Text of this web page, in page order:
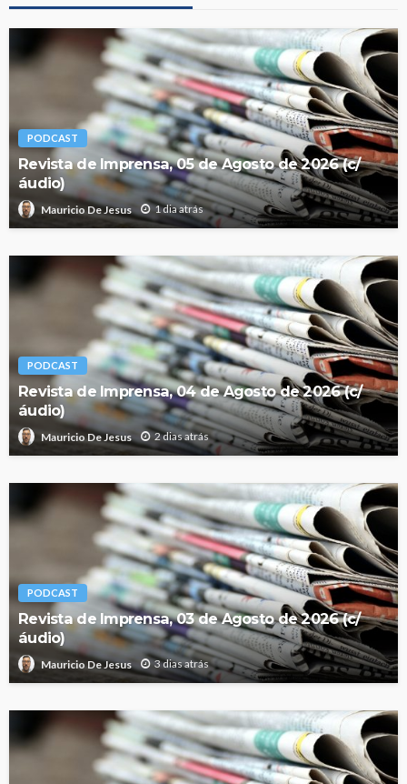
PODCAST
Revista de Imprensa, 05 de Agosto de 2026 (c/
áudio)
Mauricio De Jesus 1 dia atrás
PODCAST
Revista de Imprensa, 04 de Agosto de 2026 (c/
áudio)
Mauricio De Jesus 2 dias atrás
PODCAST
Revista de Imprensa, 03 de Agosto de 2026 (c/
áudio)
Mauricio De Jesus 3 dias atrás